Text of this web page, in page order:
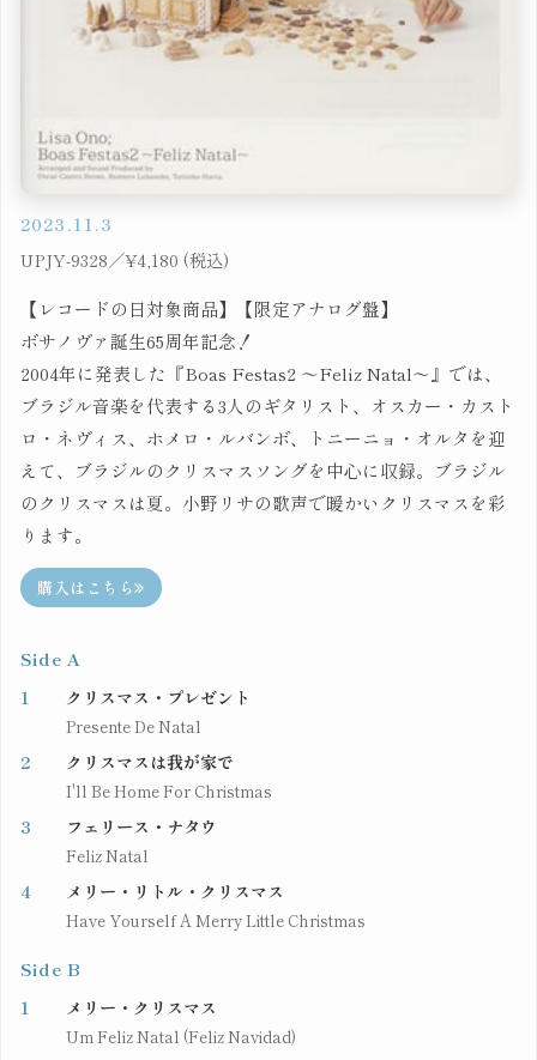
2023.11.3
UPJY-9328／¥4,180 (税込)
【レコードの日対象商品】【限定アナログ盤】
ボサノヴァ誕生65周年記念！
2004年に発表した『Boas Festas2 ～Feliz Natal～』では、
ブラジル音楽を代表する3人のギタリスト、オスカー・カスト
ロ・ネヴィス、ホメロ・ルバンボ、トニーニョ・オルタを迎
えて、ブラジルのクリスマスソングを中心に収録。ブラジル
のクリスマスは夏。小野リサの歌声で暖かいクリスマスを彩
ります。
購入はこちら
Side A
1 クリスマス・プレゼント
Presente De Natal
2 クリスマスは我が家で
I'll Be Home For Christmas
3 フェリース・ナタウ
Feliz Natal
4 メリー・リトル・クリスマス
Have Yourself A Merry Little Christmas
Side B
1 メリー・クリスマス
Um Feliz Natal (Feliz Navidad)